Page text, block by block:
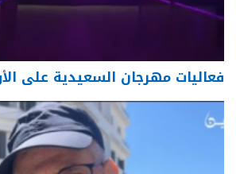
فعاليات مهرجان السعيدية على